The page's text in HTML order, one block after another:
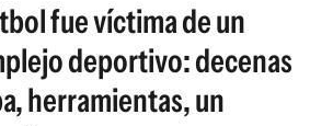
fue víctima de un
deportivo: decenas
herramientas, un